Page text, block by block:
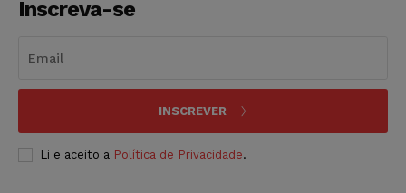
Inscreva-se
INSCREVER
Li e aceito a Política de Privacidade.